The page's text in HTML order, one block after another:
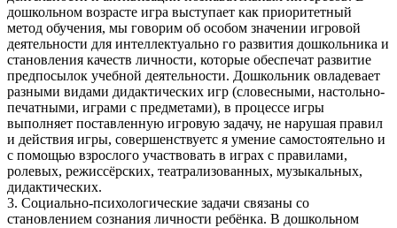
дошкольном возрасте игра выступает как приоритетный
метод обучения, мы говорим об особом значении игровой
деятельности для интеллектуально го развития дошкольника и
становления качеств личности, которые обеспечат развитие
предпосылок учебной деятельности. Дошкольник овладевает
разными видами дидактических игр (словесными, настольно-
печатными, играми с предметами), в процессе игры
выполняет поставленную игровую задачу, не нарушая правил
и действия игры, совершенствуетс я умение самостоятельно и
с помощью взрослого участвовать в играх с правилами,
ролевых, режиссёрских, театрализованных, музыкальных,
дидактических.
3. Социально-психологические задачи связаны со
становлением сознания личности ребёнка. В дошкольном